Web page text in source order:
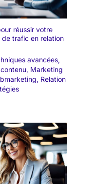
réussir votre
de trafic en relation
avancées,
, Marketing
, Relation